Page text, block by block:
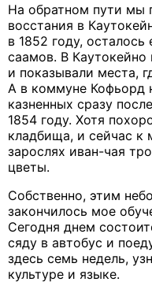
На обратном пути мы
восстания в
в 1852 году,
саамов. В
и показывали места,
А в коммуне Кофьорд
казненных сразу
1854 году. Хотя
кладбища, и сейчас к
зарослях иван-чая
цветы.
Собственно, этим
закончилось мое
Сегодня днем
сяду в автобус и
здесь семь недель,
культуре и языке.